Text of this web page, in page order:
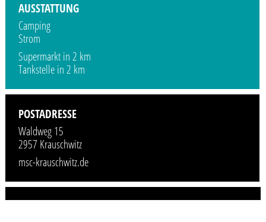
AUSSTATTUNG
Camping
Strom
Supermarkt in 2 km
Tankstelle in 2 km
POSTADRESSE
Waldweg 15
2957 Krauschwitz
msc-krauschwitz.de